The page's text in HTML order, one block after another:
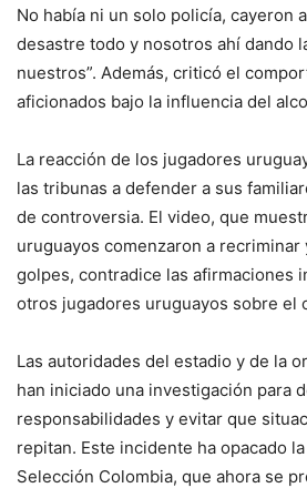
No había ni un solo policía, cayeron
desastre todo y nosotros ahí dando
nuestros”. Además, criticó el
aficionados bajo la influencia del
La reacción de los jugadores
las tribunas a defender a sus
de controversia. El video, que
uruguayos comenzaron a recriminar
golpes, contradice las afirmaciones
otros jugadores uruguayos sobre el
Las autoridades del estadio y de la
han iniciado una investigación para
responsabilidades y evitar que
repitan. Este incidente ha opacado
Selección Colombia, que ahora se